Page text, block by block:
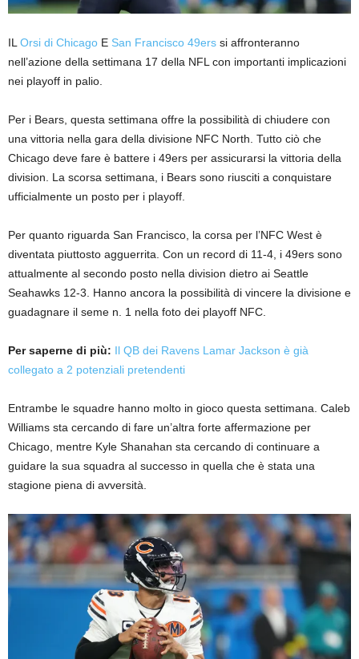
ILOrsi di Chicago E San Francisco 49ers si affronteranno
nell’azione della settimana 17 della NFL con importanti implicazioni
nei playoff in palio.
Per i Bears, questa settimana offre la possibilità di chiudere con
una vittoria nella gara della divisione NFC North. Tutto ciò che
Chicago deve fare è battere i 49ers per assicurarsi la vittoria della
division. La scorsa settimana, i Bears sono riusciti a conquistare
ufficialmente un posto per i playoff.
Per quanto riguarda San Francisco, la corsa per l’NFC West è
diventata piuttosto agguerrita. Con un record di 11-4, i 49ers sono
attualmente al secondo posto nella division dietro ai Seattle
Seahawks 12-3. Hanno ancora la possibilità di vincere la divisione e
guadagnare il seme n. 1 nella foto dei playoff NFC.
Per saperne di più: Il QB dei Ravens Lamar Jackson è già
collegato a 2 potenziali pretendenti
Entrambe le squadre hanno molto in gioco questa settimana. Caleb
Williams sta cercando di fare un’altra forte affermazione per
Chicago, mentre Kyle Shanahan sta cercando di continuare a
guidare la sua squadra al successo in quella che è stata una
stagione piena di avversità.